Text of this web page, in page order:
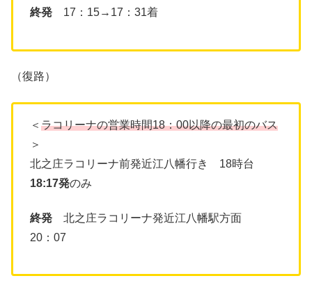
終発 17：15→17：31着
（復路）
＜ ラコリーナの営業時間18：00以降の最初のバス
＞
北之庄ラコリーナ前発近江八幡行き 18時台
18:17発のみ
終発 北之庄ラコリーナ発近江八幡駅方面
20：07